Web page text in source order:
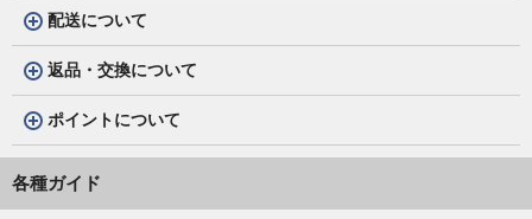
配送について
返品・交換について
ポイントについて
各種ガイド